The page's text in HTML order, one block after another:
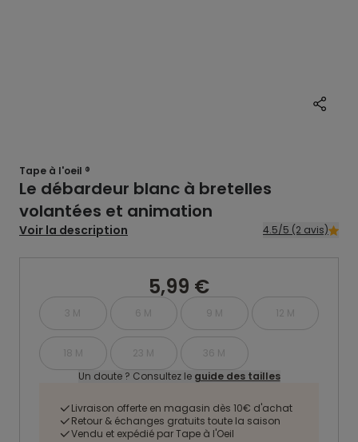
Tape à l'oeil ®
Le débardeur blanc à bretelles
volantées et animation
Voir la description 4.5/5 (2 avis)
5,99 €
3 M 6 M 9 M 12 M
18 M 23 M
36 M
Un doute ? Consultez le guide des tailles
Livraison offerte en magasin dès 10€ d'achat
Retour & échanges gratuits toute la saison
Vendu et expédié par Tape à l'Oeil